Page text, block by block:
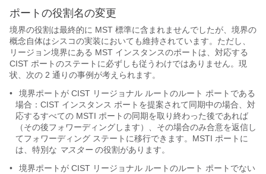
ポートの役割名の変更
境界の役割は最終的に MST 標準に含まれませんでしたが、境界の
概念自体はシスコの実装においても維持されています。ただし、
リージョン境界にある MST インスタンスのポートは、対応する
CIST ポートのステートに必ずしも従うわけではありません。現
状、次の 2 通りの事例が考えられます。
•
境界ポートが CIST リージョナル ルートのルート ポートである
場合：CIST インスタンス ポートを提案されて同期中の場合、対
応するすべての MSTI ポートの同期を取り終わった後であれば
（その後フォワーディングします）、その場合のみ合意を返信し
てフォワーディング ステートに移行できます。MSTI ポートに
は、特別な マスター の役割があります。
•
境界ポートが CIST リージョナル ルートのルート ポートでない